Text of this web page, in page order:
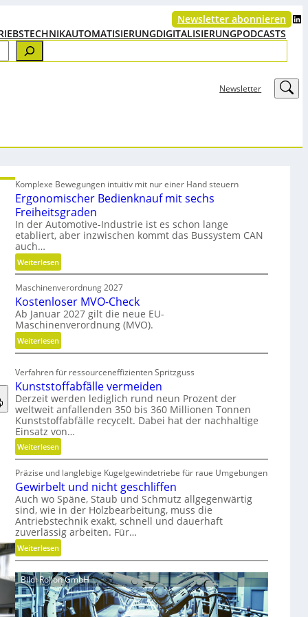
Newsletter abonnieren LinkedIn
AUTOMATISIERUNGDIGITALISIERUNGPODCASTS
Newsletter LinkedIn
Komplexe Bewegungen intuitiv mit nur einer Hand steuern
Ergonomischer Bedienknauf mit sechs
Freiheitsgraden
In der Automotive-Industrie ist es schon lange
etabliert, aber inzwischen kommt das Bussystem CAN
auch…
Weiterlesen:
E
r
g
o
n
o
m
s
c
h
e
r
B
e
d
i
e
n
k
n
a
u
f
m
i
t
Maschinenverordnung 2027
Kostenloser MVO-Check
Ab Januar 2027 gilt die neue EU-
Maschinenverordnung (MVO).
Weiterlesen:
K
t
e
n
l
o
s
e
r
M
V
O
-
C
h
e
c
k
Verfahren für ressourceneffizienten Spritzguss
Kunststoffabfälle vermeiden
Derzeit werden lediglich rund neun Prozent der
weltweit anfallenden 350 bis 360 Millionen Tonnen
Kunststoffabfälle recycelt. Dabei hat der nachhaltige
Einsatz von…
Weiterlesen:
K
u
n
s
t
s
t
o
f
f
a
b
Präzise und langlebige Kugelgewindetriebe für raue Umgebungen
Gewirbelt und nicht geschliffen
Auch wo Späne, Staub und Schmutz allgegenwärtig
sind, wie in der Holzbearbeitung, muss die
Antriebstechnik exakt, schnell und dauerhaft
zuverlässig arbeiten. Für…
Weiterlesen:
G
e
w
i
r
Bild: Rollon GmbH